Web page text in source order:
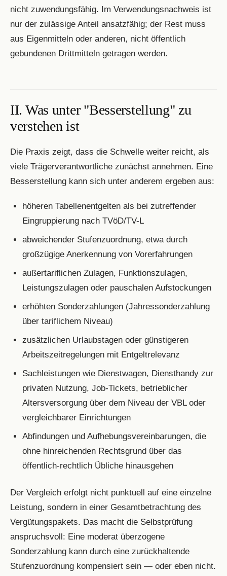
nicht zuwendungsfähig. Im Verwendungsnachweis ist
nur der zulässige Anteil ansatzfähig; der Rest muss
aus Eigenmitteln oder anderen, nicht öffentlich
gebundenen Drittmitteln getragen werden.
II. Was unter "Besserstellung" zu
verstehen ist
Die Praxis zeigt, dass die Schwelle weiter reicht, als
viele Trägerverantwortliche zunächst annehmen. Eine
Besserstellung kann sich unter anderem ergeben aus:
höheren Tabellenentgelten als bei zutreffender
Eingruppierung nach TVöD/TV-L
abweichender Stufenzuordnung, etwa durch
großzügige Anerkennung von Vorerfahrungen
außertariflichen Zulagen, Funktionszulagen,
Leistungszulagen oder pauschalen Aufstockungen
erhöhten Sonderzahlungen (Jahressonderzahlung
über tariflichem Niveau)
zusätzlichen Urlaubstagen oder günstigeren
Arbeitszeitregelungen mit Entgeltrelevanz
Sachleistungen wie Dienstwagen, Diensthandy zur
privaten Nutzung, Job-Tickets, betrieblicher
Altersversorgung über dem Niveau der VBL oder
vergleichbarer Einrichtungen
Abfindungen und Aufhebungsvereinbarungen, die
ohne hinreichenden Rechtsgrund über das
öffentlich-rechtlich Übliche hinausgehen
Der Vergleich erfolgt nicht punktuell auf eine einzelne
Leistung, sondern in einer Gesamtbetrachtung des
Vergütungspakets. Das macht die Selbstprüfung
anspruchsvoll: Eine moderat überzogene
Sonderzahlung kann durch eine zurückhaltende
Stufenzuordnung kompensiert sein — oder eben nicht.